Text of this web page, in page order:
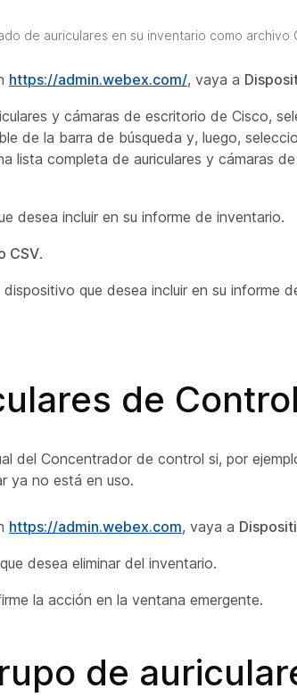
de auriculares en su inventario como archivo
https://admin.webex.com/, vaya a
y cámaras de escritorio de Cisco,
de la barra de búsqueda y, luego,
lista completa de auriculares y cámaras
desea incluir en su informe de inventario.
CSV.
que desea incluir en su informe
de
del Concentrador de control si, por
ya no está en uso.
https://admin.webex.com, vaya a
desea eliminar del inventario.
la acción en la ventana emergente.
de